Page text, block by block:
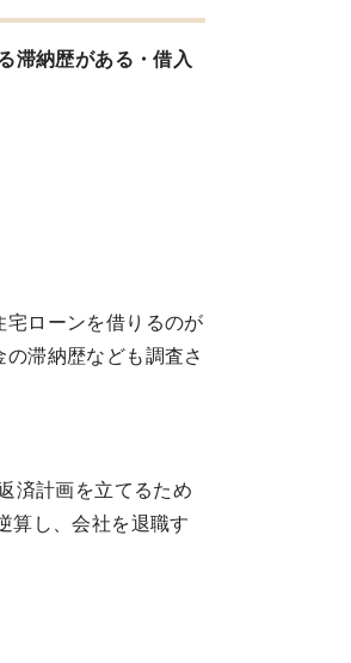
滞納歴がある・借入
ローンを借りるのが
滞納歴なども調査さ
済計画を立てるため
算し、会社を退職す